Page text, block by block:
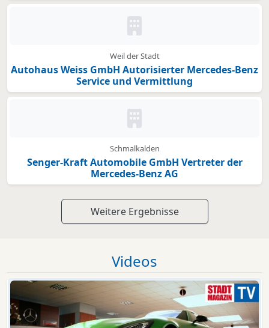
Kein Bild oder Logo hinterlegt
Weil der Stadt
Autohaus Weiss GmbH Autorisierter Mercedes-Benz
Service und Vermittlung
Kein Bild oder Logo hinterlegt
Schmalkalden
Senger-Kraft Automobile GmbH Vertreter der
Mercedes-Benz AG
Weitere Ergebnisse
Videos